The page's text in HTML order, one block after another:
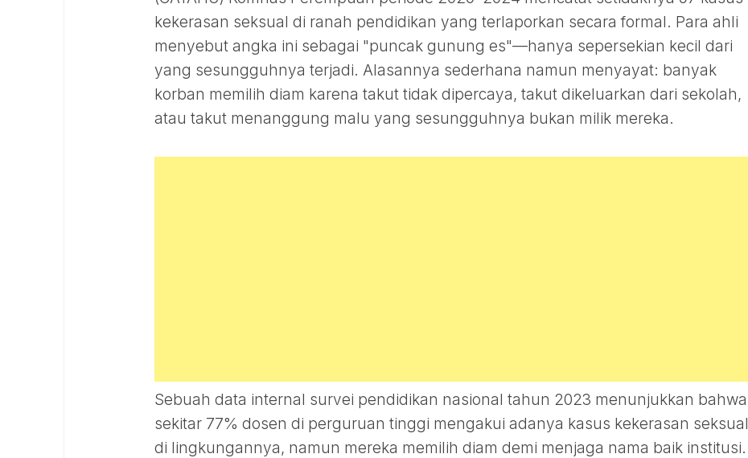
kekerasan seksual di ranah pendidikan yang terlaporkan secara formal. Para ahli
menyebut angka ini sebagai "puncak gunung es"—hanya sepersekian kecil dari
yang sesungguhnya terjadi. Alasannya sederhana namun menyayat: banyak
korban memilih diam karena takut tidak dipercaya, takut dikeluarkan dari sekolah,
atau takut menanggung malu yang sesungguhnya bukan milik mereka.
Sebuah data internal survei pendidikan nasional tahun 2023 menunjukkan bahwa
sekitar 77% dosen di perguruan tinggi mengakui adanya kasus kekerasan seksual
di lingkungannya, namun mereka memilih diam demi menjaga nama baik institusi.